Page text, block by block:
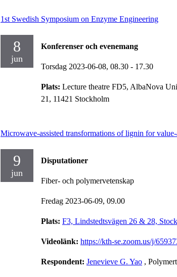
1st Swedish Symposium on Enzyme Engineering
8
jun
Konferenser och evenemang
Torsdag 2023-06-08, 08.30 - 17.30
Plats: Lecture theatre FD5, AlbaNova
21, 11421 Stockholm
Microwave-assisted transformations of lignin for
9
jun
Disputationer
Fiber- och polymervetenskap
Fredag 2023-06-09, 09.00
Plats: F3, Lindstedtsvägen 26 & 28,
Videolänk: https://kth-se.zoom.us/j/
Respondent: Jenevieve G. Yao ,